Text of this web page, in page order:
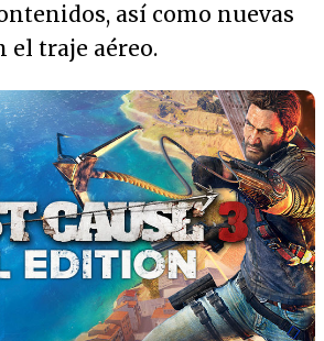
así como nuevas
el traje aéreo.